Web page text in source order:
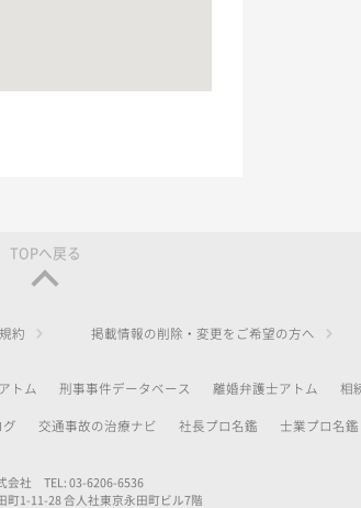
TOPへ戻る
約 掲載情報の削除・変更をご希望の方へ
トム 刑事事件データベース 離婚弁護士アトム 相
グ 交通事故の治療ナビ 社長プロ名鑑 士業プロ名鑑
会社 TEL: 03-6206-6536
町1-11-28 合人社東京永田町ビル7階